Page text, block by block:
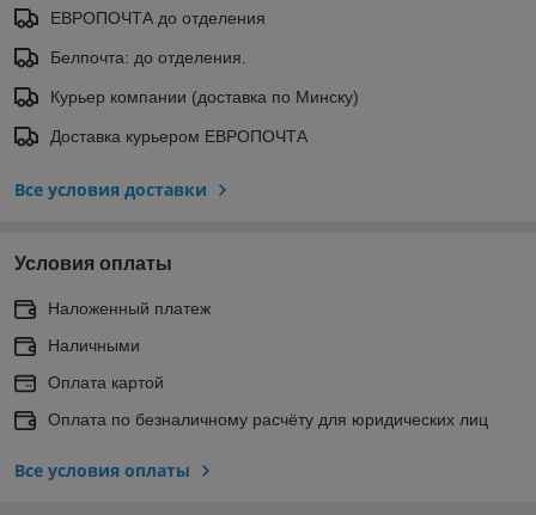
ЕВРОПОЧТА до отделения
Белпочта: до отделения.
Курьер компании (доставка по Минску)
Доставка курьером ЕВРОПОЧТА
Все условия доставки
Условия оплаты
Наложенный платеж
Наличными
Оплата картой
Оплата по безналичному расчёту для юридических лиц
Все условия оплаты